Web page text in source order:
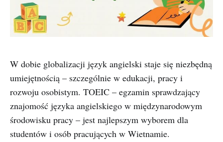
W dobie globalizacji język angielski staje się niezbędną
umiejętnością – szczególnie w edukacji, pracy i
rozwoju osobistym. TOEIC – egzamin sprawdzający
znajomość języka angielskiego w międzynarodowym
środowisku pracy – jest najlepszym wyborem dla
studentów i osób pracujących w Wietnamie.